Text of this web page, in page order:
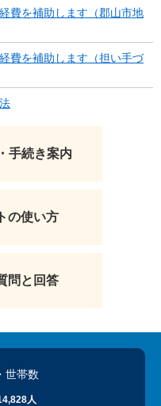
費を補助します（郡山市地
費を補助します（担い手づ
手続き案内
の使い方
問と回答
・世帯数
人